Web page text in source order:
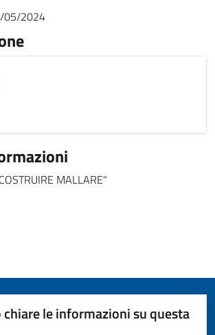
05/2024
MALLARE"
chiare le informazioni su questa